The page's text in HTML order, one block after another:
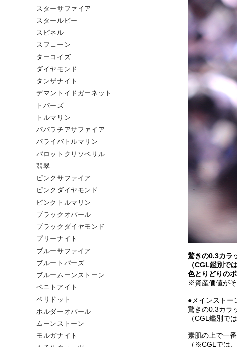
スターサファイア
スタールビー
スピネル
スフェーン
ターコイズ
ダイヤモンド
タンザナイト
デマントイドガーネット
トパーズ
トルマリン
パパラチアサファイア
パライバトルマリン
パロットクリソベリル
翡翠
ピンクサファイア
ピンクダイヤモンド
ピンクトルマリン
ブラックオパール
ブラックダイヤモンド
プリーナイト
ブルーサファイア
ブルートパーズ
ブルームーンストーン
ペニトアイト
ペリドット
ポルダーオパール
ムーンストーン
モルガナイト
驚きの0.3カラ
（CGL鑑別で
色とりどりの
※資産価値がそ
●メインストー
驚きの0.3カラ
（CGL鑑別で
素肌の上で一
（※CGLでは